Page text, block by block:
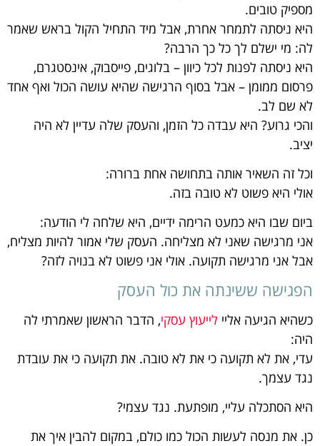
מספיק טובים.
היא ניסתה לתמחר אחרת, אבל מיד התחיל הקול בראש שאמר
לה: מי ישלם לך כל כך הרבה?
היא ניסתה לפנות לכל כיוון – בלוגים, פייסבוק, אינסטגרם,
פרסום ממומן – אבל בסוף הרגישה שהיא עושה הכול ואף אחד
לא שם לב.
והכי גרוע? היא עבדה כל הזמן, והעסק שלה עדיין לא היה
יציב.
וכל זה השאיר אותה בתחושה אחת ברורה:
אולי היא פשוט לא טובה בזה.
ביום שבו היא כמעט הרימה ידיים, היא שלחה לי הודעה:
אני מרגישה שאני לא מצליחה. העסק שלי אמור להיות מצליח,
אבל אני מרגישה תקועה. אולי אני פשוט לא בנויה לזה?
הפגישה ששינתה את כול העסק
כשהיא הגיעה אליי לייעוץ עסקי, הדבר הראשון שאמרתי לה
היה:
עדי, את לא תקועה כי את לא טובה. את תקועה כי את עובדת
נגד עצמך.
היא הסתכלה עליי, מופתעת. נגד עצמי?
כן. את מנסה לעשות הכול כמו כולם, במקום להבין איך את